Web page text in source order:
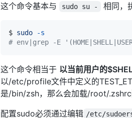
这个命令基本与 sudo su - 相同，
$ sudo
-s
# env|grep -E
这个命令相当于 以当前用户的
以/etc/profile文件中定义的
是/bin/zsh，那么会加载/root/.zshrc
配置sudo必须通过编辑 /etc/